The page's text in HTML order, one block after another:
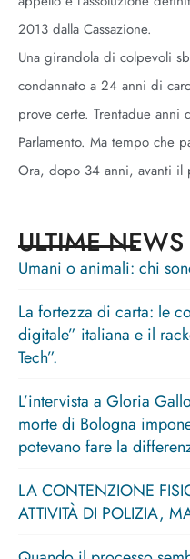
2013 dalla Cassazione.
Una girandola di colpevoli
condannato a 24 anni di
prove certe. Trentadue
Parlamento. Ma tempo che
Ora, dopo 34 anni, avanti il
ULTIME NEWS
Umani o animali: chi
La fortezza di carta: le
digitale” italiana e il
Tech”.
L’intervista a Gloria
morte di Bologna
potevano fare la
LA CONTENZIONE
ATTIVITÀ DI POLIZIA,